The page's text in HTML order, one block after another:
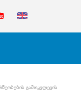
გამოკვლევის